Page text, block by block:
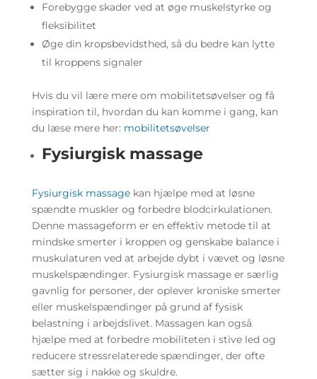
Forebygge skader ved at øge muskelstyrke og
fleksibilitet
Øge din kropsbevidsthed, så du bedre kan lytte
til kroppens signaler
Hvis du vil lære mere om mobilitetsøvelser og få
inspiration til, hvordan du kan komme i gang, kan
du læse mere her: mobilitetsøvelser
Fysiurgisk massage
Fysiurgisk massagekan hjælpe med at løsne
spændte muskler og forbedre blodcirkulationen.
Denne massageform er en effektiv metode til at
mindske smerter i kroppen og genskabe balance i
muskulaturen ved at arbejde dybt i vævet og løsne
muskelspændinger. Fysiurgisk massage er særlig
gavnlig for personer, der oplever kroniske smerter
eller muskelspændinger på grund af fysisk
belastning i arbejdslivet. Massagen kan også
hjælpe med at forbedre mobiliteten i stive led og
reducere stressrelaterede spændinger, der ofte
sætter sig i nakke og skuldre.